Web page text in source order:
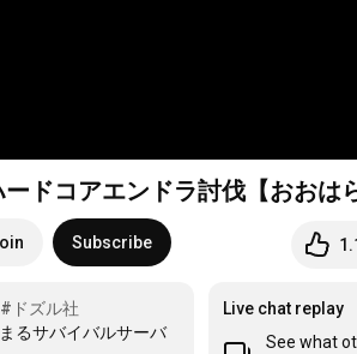
ドコアエンドラ討伐【おおは
Subscribe
#ドズル社
るサバイバルサーバ
Live chat replay
See what